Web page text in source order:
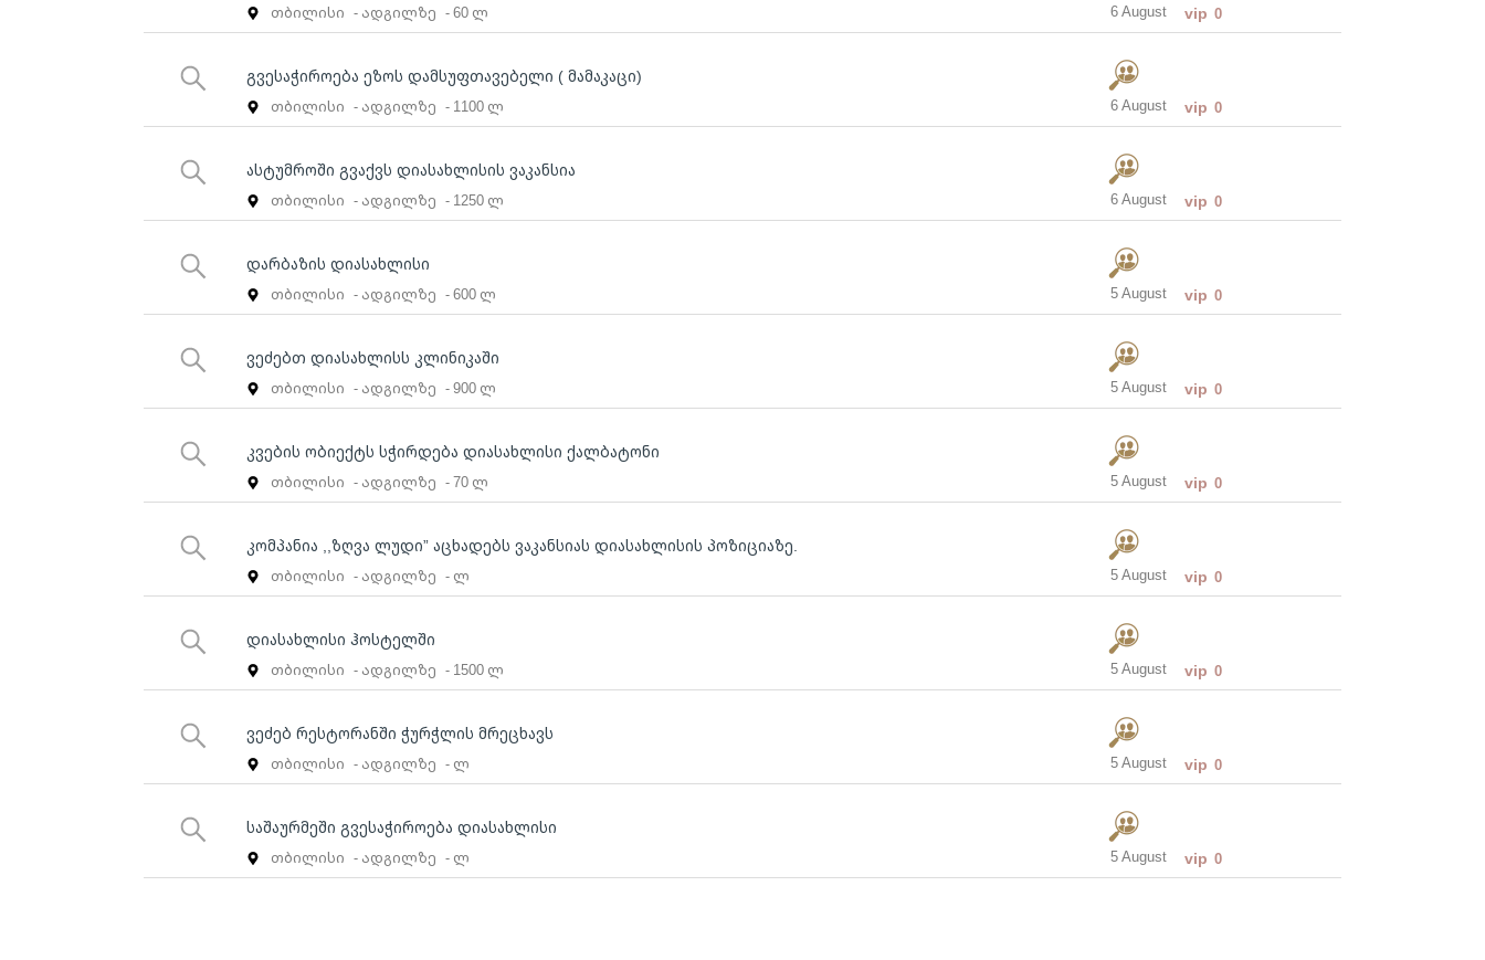
თბილისი - ადგილზე - 60 ლ 6 August vip 0
გვესაჭიროება ეზოს დამსუფთავებელი ( მამაკაცი)
თბილისი - ადგილზე - 1100 ლ 6 August vip 0
ასტუმროში გვაქვს დიასახლისის ვაკანსია
თბილისი - ადგილზე - 1250 ლ 6 August vip 0
დარბაზის დიასახლისი
თბილისი - ადგილზე - 600 ლ 5 August vip 0
ვეძებთ დიასახლისს კლინიკაში
თბილისი - ადგილზე - 900 ლ 5 August vip 0
კვების ობიექტს სჭირდება დიასახლისი ქალბატონი
თბილისი - ადგილზე - 70 ლ 5 August vip 0
კომპანია ,,ზღვა ლუდი” აცხადებს ვაკანსიას დიასახლისის პოზიციაზე.
თბილისი - ადგილზე - ლ 5 August vip 0
დიასახლისი ჰოსტელში
თბილისი - ადგილზე - 1500 ლ 5 August vip 0
ვეძებ რესტორანში ჭურჭლის მრეცხავს
თბილისი - ადგილზე - ლ 5 August vip 0
საშაურმეში გვესაჭიროება დიასახლისი
თბილისი - ადგილზე - ლ 5 August vip 0